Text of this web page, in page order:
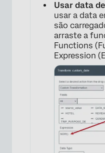
Usar data
usar a data
são
arraste a
Functions
Expression